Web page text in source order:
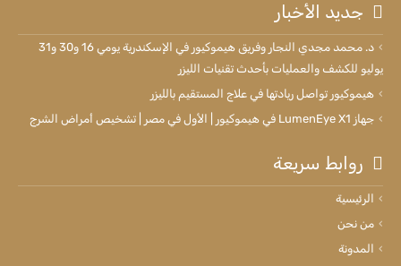
جديد الأخبار
د. محمد مجدي النجار وفريق هيموكيور في الإسكندرية يومي 16 و30 و31
يوليو للكشف والعمليات بأحدث تقنيات الليزر
هيموكيور تواصل ريادتها في علاج المستقيم بالليزر
جهاز LumenEye X1 في هيموكيور | الأول في مصر | تشخيص أمراض الشرج
روابط سريعة
الرئيسية
من نحن
المدونة